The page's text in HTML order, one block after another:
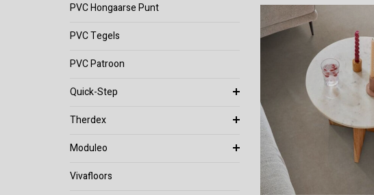
PVC Hongaarse Punt
PVC Tegels
PVC Patroon
Quick-Step
Therdex
Moduleo
Vivafloors